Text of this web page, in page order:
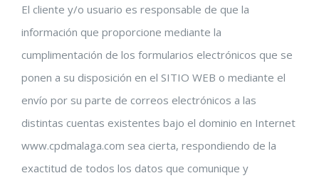
El cliente y/o usuario es responsable de que la
información que proporcione mediante la
cumplimentación de los formularios electrónicos que se
ponen a su disposición en el SITIO WEB o mediante el
envío por su parte de correos electrónicos a las
distintas cuentas existentes bajo el dominio en Internet
www.cpdmalaga.com sea cierta, respondiendo de la
exactitud de todos los datos que comunique y